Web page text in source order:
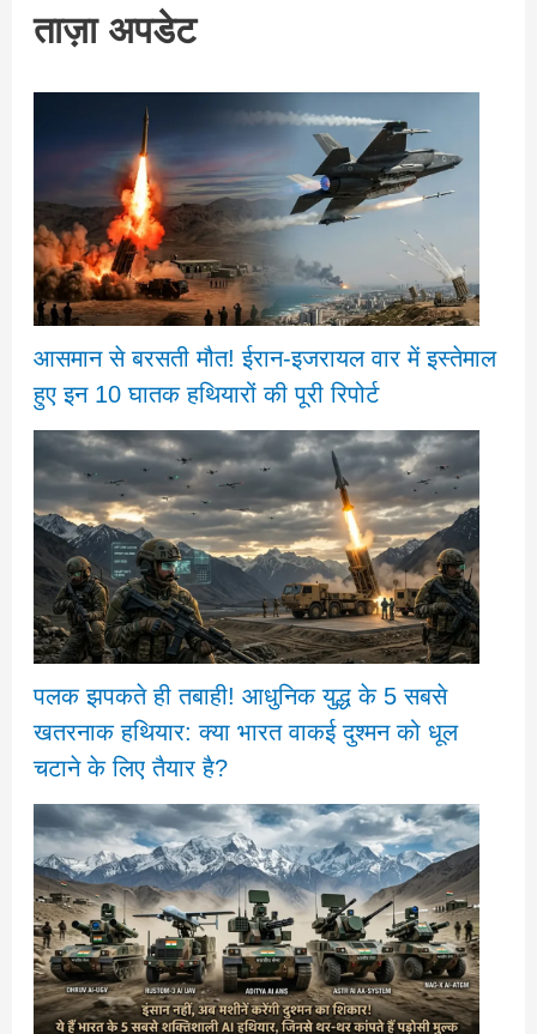
ताज़ा अपडेट
आसमान से बरसती मौत! ईरान-इजरायल वार में इस्तेमाल
हुए इन 10 घातक हथियारों की पूरी रिपोर्ट
पलक झपकते ही तबाही! आधुनिक युद्ध के 5 सबसे
खतरनाक हथियार: क्या भारत वाकई दुश्मन को धूल
चटाने के लिए तैयार है?